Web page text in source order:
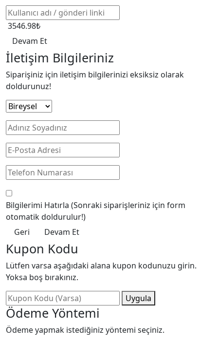
3546.98₺
Devam Et
İletişim Bilgileriniz
Siparişiniz için iletişim bilgilerinizi eksiksiz olarak
doldurunuz!
Bilgilerimi Hatırla (Sonraki siparişleriniz için form
otomatik doldurulur!)
Geri
Devam Et
Kupon Kodu
Lütfen varsa aşağıdaki alana kupon kodunuzu girin.
Yoksa boş bırakınız.
Uygula
Ödeme Yöntemi
Ödeme yapmak istediğiniz yöntemi seçiniz.